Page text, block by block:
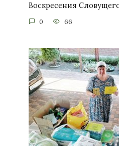
Воскресения
0 66